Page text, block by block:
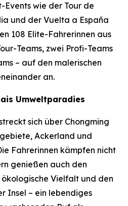
wie der Tour de
und der Vuelta a España
108 Elite-Fahrerinnen aus
Teams, zwei Profi-Teams
– auf den malerischen
an.
Umweltparadies
sich über Chongming
Ackerland und
Fahrerinnen kämpfen nicht
genießen auch den
Vielfalt und den
Insel – ein lebendiges